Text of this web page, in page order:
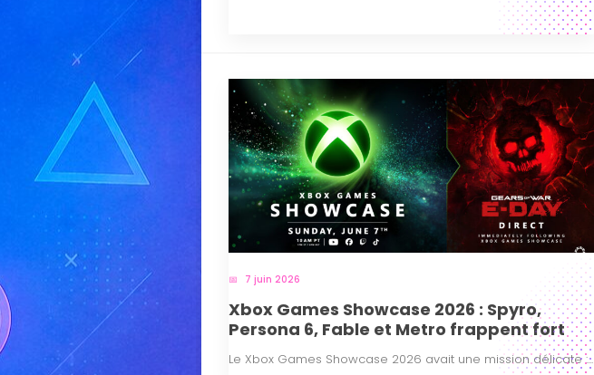
7 juin 2026
Xbox Games Showcase 2026 : Spyro,
Persona 6, Fable et Metro frappent fort
Le Xbox Games Showcase 2026 avait une mission délicate :...